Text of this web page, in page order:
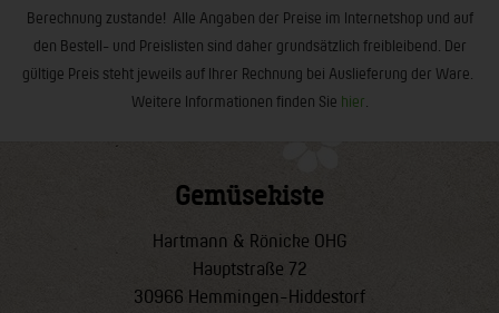
Berechnung zustande! Alle Angaben der Preise im Internetshop und auf
den Bestell- und Preislisten sind daher grundsätzlich freibleibend. Der
gültige Preis steht jeweils auf Ihrer Rechnung bei Auslieferung der Ware.
Weitere Informationen finden Sie hier
Gemüsekiste
Hartmann & Rönicke OHG
Hauptstraße 72
30966 Hemmingen-Hiddestorf